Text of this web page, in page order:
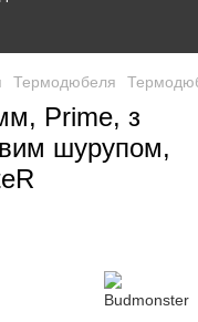
Термодюбеля
Prime, з
шурупом,